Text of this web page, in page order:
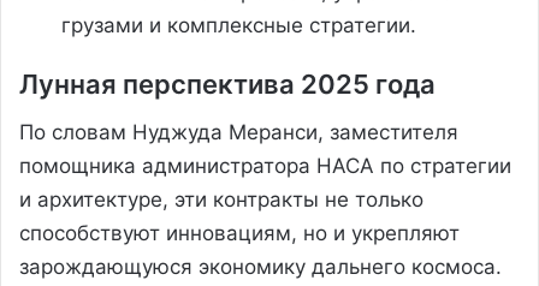
грузами и комплексные стратегии.
Лунная перспектива 2025 года
По словам Нуджуда Меранси, заместителя
помощника администратора НАСА по стратегии
и архитектуре, эти контракты не только
способствуют инновациям, но и укрепляют
зарождающуюся экономику дальнего космоса.